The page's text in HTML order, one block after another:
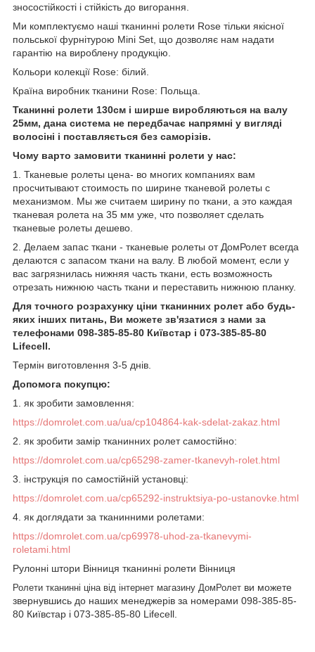
зносостійкості і стійкість до вигорання.
Ми комплектуємо наші тканинні ролети Rose тільки якісної
польської фурнітурою Mini Set, що дозволяє нам надати
гарантію на вироблену продукцію.
Кольори колекції Rose: білий.
Країна виробник тканини Rose: Польща.
Тканинні ролети 130см і ширше виробляються на валу
25мм, дана система не передбачає напрямні у вигляді
волосіні і поставляється без саморізів.
Чому варто замовити тканинні ролети у нас:
1. Тканевые ролеты цена- во многих компаниях вам
просчитывают стоимость по ширине тканевой ролеты с
механизмом. Мы же считаем ширину по ткани, а это каждая
тканевая ролета на 35 мм уже, что позволяет сделать
тканевые ролеты дешево.
2. Делаем запас ткани - тканевые ролеты от ДомРолет всегда
делаются с запасом ткани на валу. В любой момент, если у
вас загрязнилась нижняя часть ткани, есть возможность
отрезать нижнюю часть ткани и переставить нижнюю планку.
Для точного розрахунку ціни тканинних ролет або будь-
яких інших питань, Ви можете зв'язатися з нами за
телефонами 098-385-85-80 Київстар і 073-385-85-80
Lifecell.
Термін виготовлення 3-5 днів.
Допомога покупцю:
1. як зробити замовлення:
https://domrolet.com.ua/ua/cp104864-kak-sdelat-zakaz.html
2. як зробити замір тканинних ролет самостійно:
https://domrolet.com.ua/cp65298-zamer-tkanevyh-rolet.html
3. інструкція по самостійній установці:
https://domrolet.com.ua/cp65292-instruktsiya-po-ustanovke.html
4. як доглядати за тканинними ролетами:
https://domrolet.com.ua/cp69978-uhod-za-tkanevymi-
roletami.html
Рулонні штори Вінниця тканинні ролети Вінниця
Ролети тканинні ціна від інтернет магазину ДомРолет ви можете
звернувшись до наших менеджерів за номерами 098-385-85-
80 Київстар і 073-385-85-80 Lifecell.